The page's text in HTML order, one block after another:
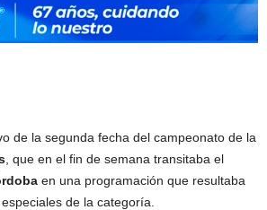
de la segunda fecha del campeonato de la
, que en el fin de semana transitaba el
en una programación que resultaba
de la categoría.